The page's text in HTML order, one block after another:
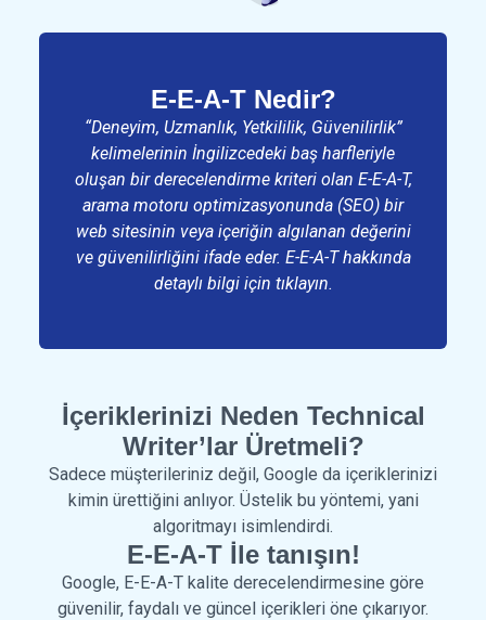
E-E-A-T Nedir?
“Deneyim, Uzmanlık, Yetkililik, Güvenilirlik”
kelimelerinin İngilizcedeki baş harfleriyle
oluşan bir derecelendirme kriteri olan E-E-A-T,
arama motoru optimizasyonunda (SEO) bir
web sitesinin veya içeriğin algılanan değerini
ve güvenilirliğini ifade eder. E-E-A-T hakkında
detaylı bilgi için tıklayın.
İçeriklerinizi Neden Technical
Writer’lar Üretmeli?
Sadece müşterileriniz değil, Google da içeriklerinizi
kimin ürettiğini anlıyor. Üstelik bu yöntemi, yani
algoritmayı isimlendirdi.
E-E-A-T İle tanışın!
Google, E-E-A-T kalite derecelendirmesine göre
güvenilir, faydalı ve güncel içerikleri öne çıkarıyor.